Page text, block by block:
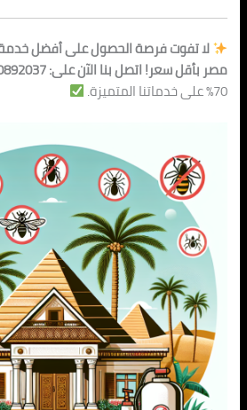
لا تفوت فرصة الحصول على أفضل
مصر بأقل سعر! اتصل بنا الآن على: 01080892037
70% على خدماتنا المتميزة.